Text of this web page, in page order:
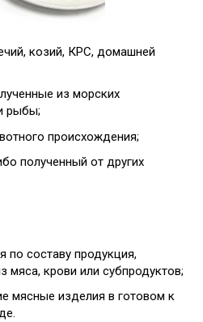
козий, КРС, домашней
из морских
рыбы;
происхождения;
полученный от других
по составу продукция,
мяса, крови или субпродуктов;
мясные изделия в готовом к